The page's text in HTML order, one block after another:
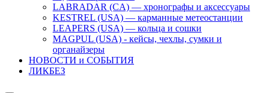
LABRADAR (CA) — хронографы и аксессуары
KESTREL (USA) — карманные метеостанции
LEAPERS (USA) — кольца и сошки
MAGPUL (USA) - кейсы, чехлы, сумки и
органайзеры
НОВОСТИ и СОБЫТИЯ
ЛИКБЕЗ